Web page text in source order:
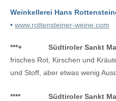
Weinkellerei Hans
• www.rottensteiner-weine.com
***+
Südtiroler Sankt
frisches Rot, Kirschen und
und Stoff, aber etwas wenig
****
Südtiroler Sankt